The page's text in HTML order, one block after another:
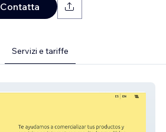
Contatta
Servizi e tariffe